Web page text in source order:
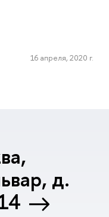
16 апреля, 2020 г.
д.